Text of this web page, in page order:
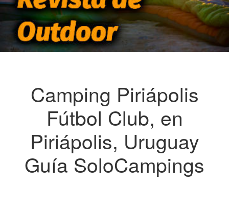
Camping Piriápolis
Fútbol Club, en
Piriápolis, Uruguay
Guía SoloCampings